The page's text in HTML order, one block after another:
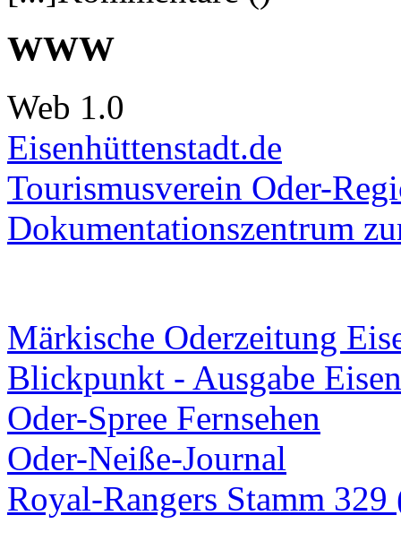
WWW
Web 1.0
Eisenhüttenstadt.de
Tourismusverein Oder-
Dokumentationszentrum
Märkische Oderzeitung
Blickpunkt - Ausgabe
Oder-Spree Fernsehen
Oder-Neiße-Journal
Royal-Rangers Stamm